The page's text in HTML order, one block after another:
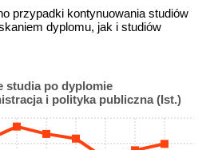
przypadki kontynuowania studiów
dyplomu, jak i studiów
studia po dyplomie
i polityka publiczna (Ist.)